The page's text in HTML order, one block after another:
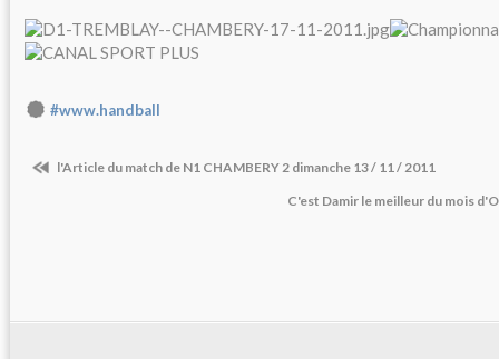
#www.handball
l'Article du match de N1 CHAMBERY 2 dimanche 13 / 11 / 2011
C'est Damir le meilleur du mois